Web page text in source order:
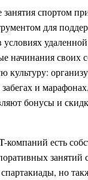
спортом
для
начинания своих
культуру:
и
бонусы и
есть
но